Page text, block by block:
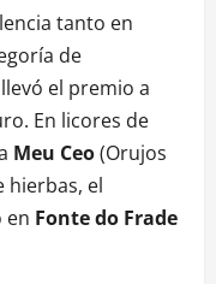
tanto en
de
el premio a
En licores de
Meu Ceo(Orujos
hierbas, el
en Fonte do Frade